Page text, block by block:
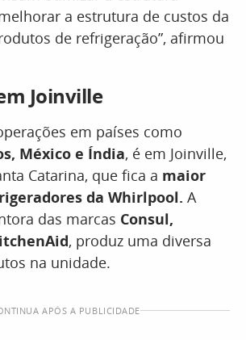
a estrutura de custos da
de refrigeração”, afirmou
Joinville
em países como
México e Índia, é em Joinville,
Catarina, que fica a maior
da Whirlpool. A
das marcas Consul,
, produz uma diversa
na unidade.
APÓS A PUBLICIDADE